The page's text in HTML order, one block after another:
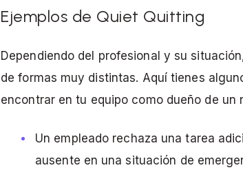
Ejemplos de Quiet Quitting
Dependiendo del profesional y su
de formas muy distintas. Aquí tienes
encontrar en tu equipo como dueño de un
Un empleado rechaza una tarea
ausente en una situación de